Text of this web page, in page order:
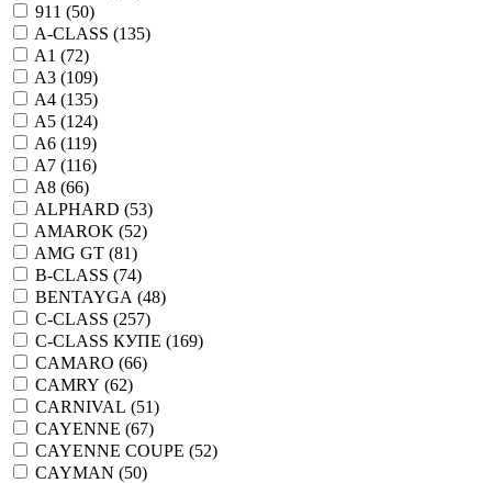
911 (50)
A-CLASS (135)
A1 (72)
A3 (109)
A4 (135)
A5 (124)
A6 (119)
A7 (116)
A8 (66)
ALPHARD (53)
AMAROK (52)
AMG GT (81)
B-CLASS (74)
BENTAYGA (48)
C-CLASS (257)
C-CLASS КУПЕ (169)
CAMARO (66)
CAMRY (62)
CARNIVAL (51)
CAYENNE (67)
CAYENNE COUPE (52)
CAYMAN (50)